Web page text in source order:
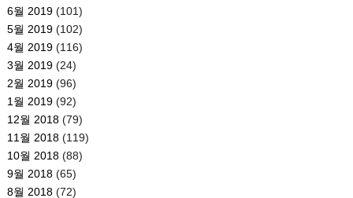
6월 2019(101)
5월 2019(102)
4월 2019(116)
3월 2019(24)
2월 2019(96)
1월 2019(92)
12월 2018(79)
11월 2018(119)
10월 2018(88)
9월 2018(65)
8월 2018(72)